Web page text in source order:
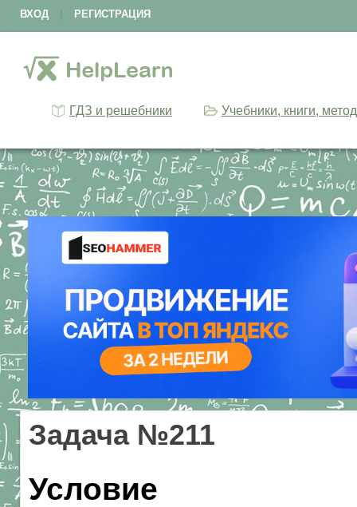
ВХОД РЕГИСТРАЦИЯ
ГДЗ и решебники Учебники, книги,
Задача №211
Условие